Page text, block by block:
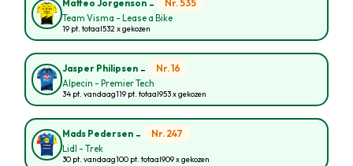
Matteo Jorgenson - Nr. 535
Team Visma - Lease a Bike
19 pt. totaal532 x gekozen
Jasper Philipsen - Nr. 16
Alpecin - Premier Tech
34 pt. vandaag119 pt. totaal953 x gekozen
Mads Pedersen - Nr. 247
Lidl - Trek
30 pt. vandaag100 pt. totaal909 x gekozen